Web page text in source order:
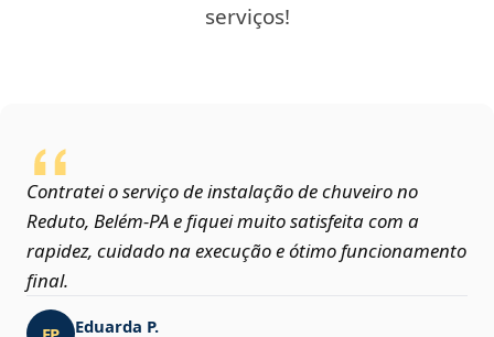
serviços!
Contratei o serviço de instalação de chuveiro no
Reduto, Belém‑PA e fiquei muito satisfeita com a
rapidez, cuidado na execução e ótimo funcionamento
final.
Eduarda P.